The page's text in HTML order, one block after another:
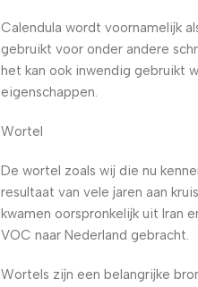
Calendula wordt voornamelijk
gebruikt voor onder andere
het kan ook inwendig gebruikt
eigenschappen.
Wortel
De wortel zoals wij die nu
resultaat van vele jaren aan
kwamen oorspronkelijk uit Iran
VOC naar Nederland gebracht.
Wortels zijn een belangrijke